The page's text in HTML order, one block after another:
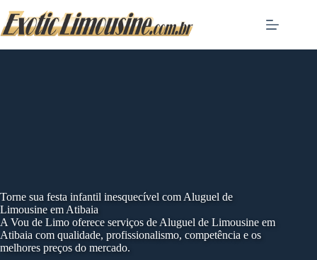
to
content
Torne sua festa infantil inesquecível com Aluguel de
Limousine em Atibaia
A Vou de Limo oferece serviços de Aluguel de Limousine em
Atibaia com qualidade, profissionalismo, competência e os
melhores preços do mercado.